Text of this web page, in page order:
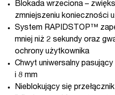
Blokada wrzeciona –
zmniejszeniu konieczności
System RAPIDSTOP™
mniej niż 2 sekundy oraz
ochrony użytkownika
Chwyt uniwersalny
i 8 mm
Nieblokujący się